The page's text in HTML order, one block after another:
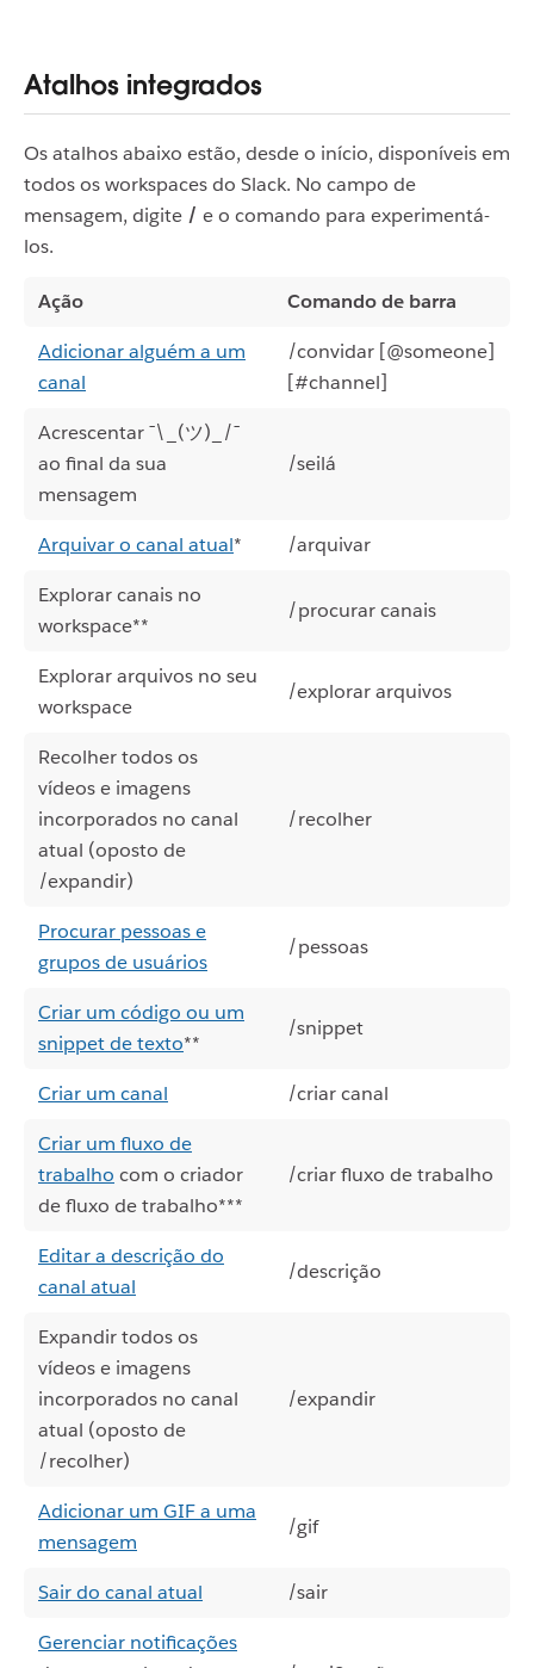
Atalhos integrados
Os atalhos abaixo estão, desde o início, disponíveis em
todos os workspaces do Slack. No campo de
mensagem, digite / e o comando para experimentá-
los.
Ação
Comando de barra
Adicionar alguém a um
canal
/convidar [@someone]
[#channel]
Acrescentar ¯\_(ツ)_/¯
ao final da sua
mensagem
/seilá
Arquivar o canal atual*
/arquivar
Explorar canais no
workspace**
/procurar canais
Explorar arquivos no seu
workspace
/explorar arquivos
Recolher todos os
vídeos e imagens
incorporados no canal
atual (oposto de
/expandir)
/recolher
Procurar pessoas e
grupos de usuários
/pessoas
Criar um código ou um
snippet de texto**
/snippet
Criar um canal
/criar canal
Criar um fluxo de
trabalho com o criador
de fluxo de trabalho***
/criar fluxo de trabalho
Editar a descrição do
canal atual
/descrição
Expandir todos os
vídeos e imagens
incorporados no canal
atual (oposto de
/recolher)
/expandir
Adicionar um GIF a uma
mensagem
/gif
Sair do canal atual
/sair
Gerenciar notificações